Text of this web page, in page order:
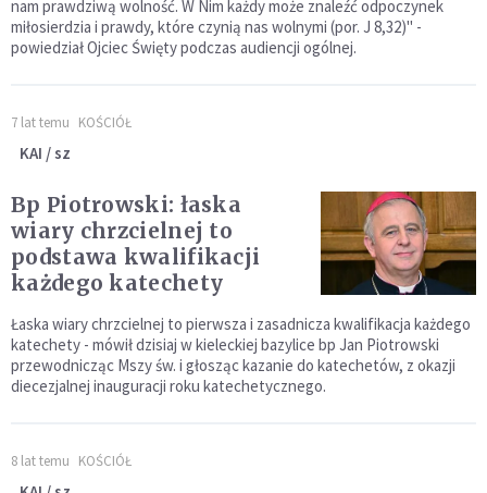
nam prawdziwą wolność. W Nim każdy może znaleźć odpoczynek
miłosierdzia i prawdy, które czynią nas wolnymi (por. J 8,32)" -
powiedział Ojciec Święty podczas audiencji ogólnej.
7 lat temu KOŚCIÓŁ
KAI / sz
Bp Piotrowski: łaska
wiary chrzcielnej to
podstawa kwalifikacji
każdego katechety
Łaska wiary chrzcielnej to pierwsza i zasadnicza kwalifikacja każdego
katechety - mówił dzisiaj w kieleckiej bazylice bp Jan Piotrowski
przewodnicząc Mszy św. i głosząc kazanie do katechetów, z okazji
diecezjalnej inauguracji roku katechetycznego.
8 lat temu KOŚCIÓŁ